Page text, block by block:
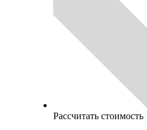
Рассчитать стоимость